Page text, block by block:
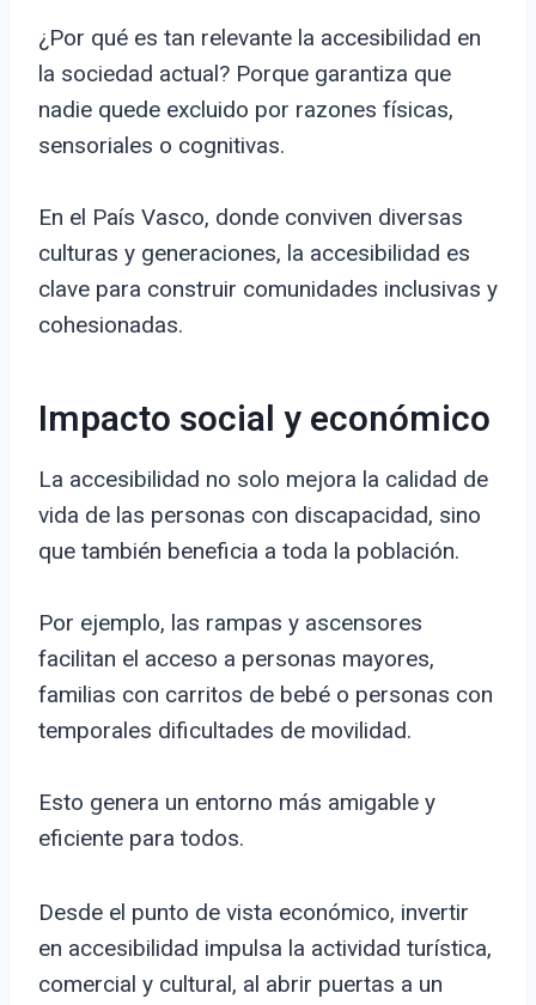
¿Por qué es tan relevante la accesibilidad en
la sociedad actual? Porque garantiza que
nadie quede excluido por razones físicas,
sensoriales o cognitivas.
En el País Vasco, donde conviven diversas
culturas y generaciones, la accesibilidad es
clave para construir comunidades inclusivas y
cohesionadas.
Impacto social y económico
La accesibilidad no solo mejora la calidad de
vida de las personas con discapacidad, sino
que también beneficia a toda la población.
Por ejemplo, las rampas y ascensores
facilitan el acceso a personas mayores,
familias con carritos de bebé o personas con
temporales dificultades de movilidad.
Esto genera un entorno más amigable y
eficiente para todos.
Desde el punto de vista económico, invertir
en accesibilidad impulsa la actividad turística,
comercial y cultural, al abrir puertas a un